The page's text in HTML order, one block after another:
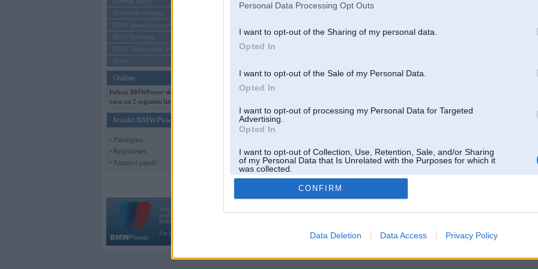
Personal Data Processing Opt Outs
I want to opt-out of the Sharing of my personal data.
Opted In
I want to opt-out of the Sale of my Personal Data.
Opted In
I want to opt-out of processing my Personal Data for Targeted
Advertising.
Opted In
I want to opt-out of Collection, Use, Retention, Sale, and/or Sharing
of my Personal Data that Is Unrelated with the Purposes for which it
was collected.
Opted Out
CONFIRM
Data Deletion Data Access Privacy Policy
Sērijveida tūnings
BMW pasaules jaunumi
BMW koncepti
BMW konkurentu jaunumi
Moto
Online
Pašreiz BMWPower skatās 160
viesi un 2 reģistrēti lietotāji.
Ienākt BMWPower
• Pieslēgties
• Reģistrēties
• Aizmirsi paroli?
Vortāls BMWPower.lv darbojas
kopš 2002. gada 14. maija. Tas nav auto klubs un nav saistīts ar
BMW AG.
Par BMWPower